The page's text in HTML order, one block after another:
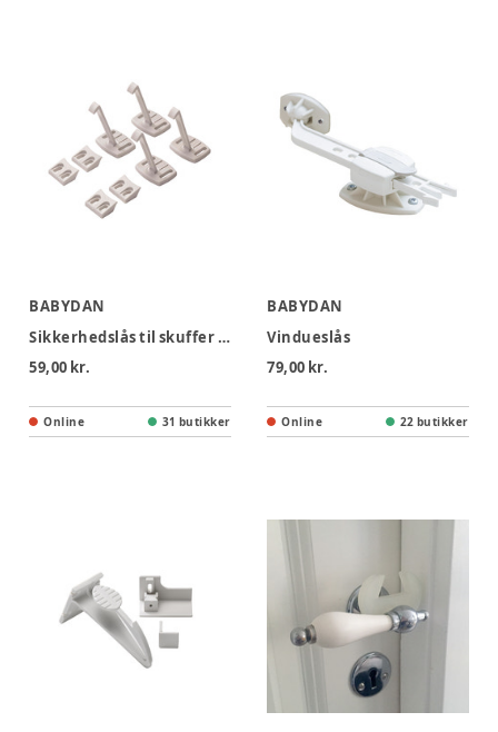
BABYDAN
Sikkerhedslås til skuffer & skabe
59,00 kr.
Online 31 butikker
BABYDAN
Vindueslås
79,00 kr.
Online 22 butikker